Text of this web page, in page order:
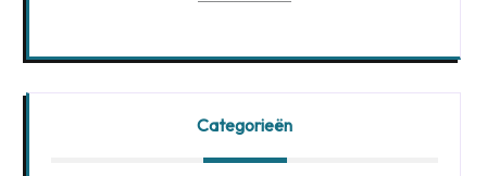
Categorieën